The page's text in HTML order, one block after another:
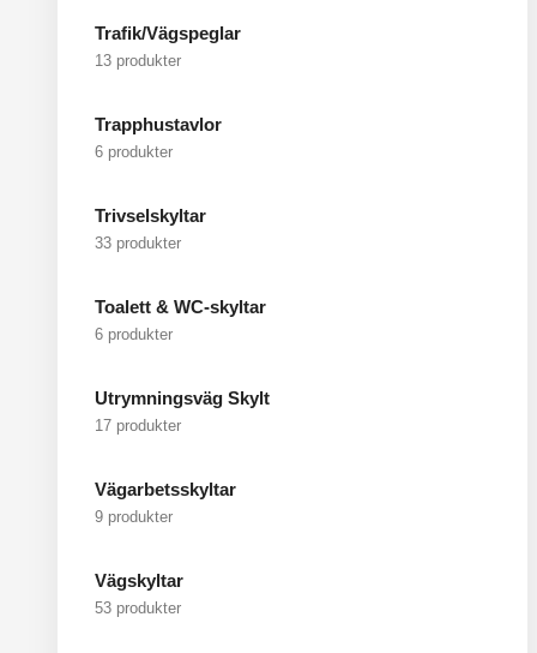
Trafik/Vägspeglar
13 produkter
Trapphustavlor
6 produkter
Trivselskyltar
33 produkter
Toalett & WC-skyltar
6 produkter
Utrymningsväg Skylt
17 produkter
Vägarbetsskyltar
9 produkter
Vägskyltar
53 produkter